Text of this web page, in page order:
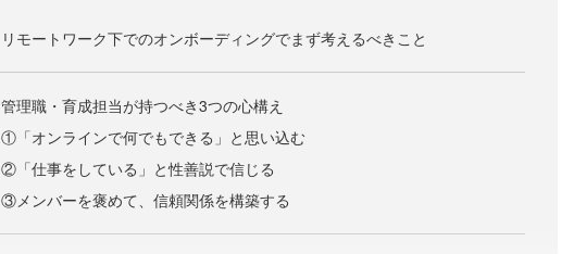
リモートワーク下でのオンボーディングでまず考えるべきこと
管理職・育成担当が持つべき3つの心構え
①「オンラインで何でもできる」と思い込む
②「仕事をしている」と性善説で信じる
③メンバーを褒めて、信頼関係を構築する